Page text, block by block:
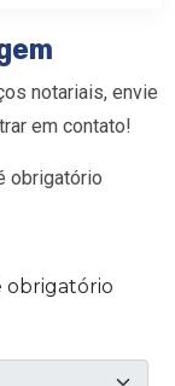
notariais, envie
em contato!
obrigatório